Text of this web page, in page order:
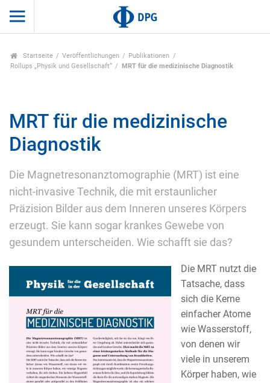
Startseite Veröffentlichungen
Publikationen
Rollups „Physik und Gesellschaft“
MRT für die medizinische Diagnostik
MRT für die medizinische
Diagnostik
Die Magnetresonanztomographie (MRT) ist eine
nicht-invasive Technik, die mit erstaunlicher
Präzision Bilder aus dem Inneren unseres Körpers
erzeugt. Sie kann sogar krankes Gewebe von
gesundem unterscheiden. Wie schafft sie das?
Die MRT nutzt die
Tatsache, dass
sich die Kerne
einfacher Atome
wie Wasserstoff,
von denen wir
viele in unserem
Körper haben, wie